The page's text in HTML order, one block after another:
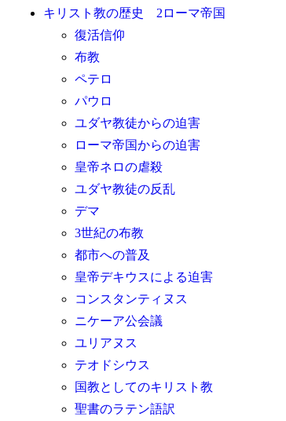
キリスト教の歴史 2ローマ帝国
復活信仰
布教
ペテロ
パウロ
ユダヤ教徒からの迫害
ローマ帝国からの迫害
皇帝ネロの虐殺
ユダヤ教徒の反乱
デマ
3世紀の布教
都市への普及
皇帝デキウスによる迫害
コンスタンティヌス
ニケーア公会議
ユリアヌス
テオドシウス
国教としてのキリスト教
聖書のラテン語訳